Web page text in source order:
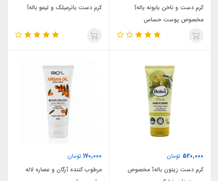
کرم دست و ناخن بابونه باله‌آ
مخصوص پوست‌ حساس
کرم دست باترمیلک و لیمو باله‌آ
520,000 تومان
کرم دست زیتون باله‌آ مخصوص
170,000 تومان
مرطوب کننده آرگان و عصاره لاله